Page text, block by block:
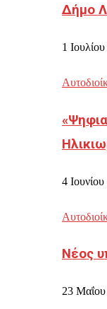
Δήμο
1
4
Νέος
23